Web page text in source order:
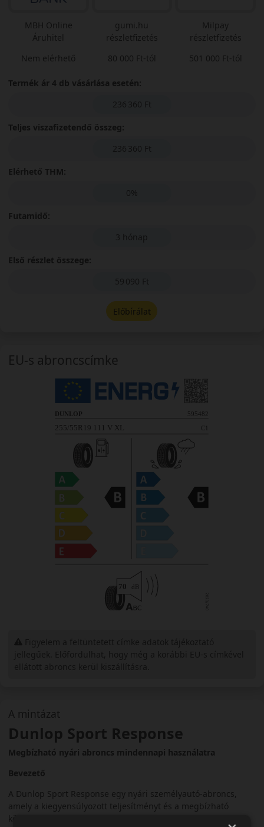
A mintázat
Dunlop Sport Response
Megbízható nyári abroncs mindennapi használatra
Bevezető
A Dunlop Sport Response egy nyári személyautó-abroncs,
amely a kiegyensúlyozott teljesítményt és a megbízható
közlekedést helyezi előtérbe.
MBH Online
Áruhitel
Nem elérhető
gumi.hu
részletfizetés
80 000 Ft-tól
Milpay
részletfizetés
501 000 Ft-tól
Termék ár 4 db vásárlása esetén:
236 360 Ft
Teljes viszafizetendő összeg:
236 360 Ft
Elérhető THM:
0%
Futamidő:
3 hónap
Első részlet összege:
59 090 Ft
Előbírálat
EU-s abroncscímke